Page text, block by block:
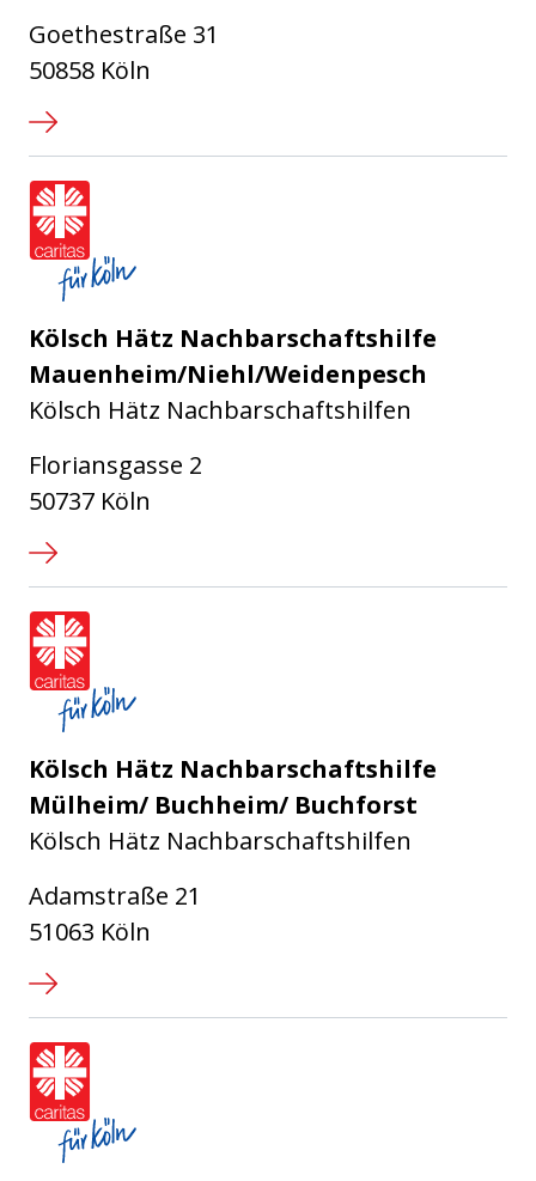
Goethestraße 31
50858 Köln
Kölsch Hätz Nachbarschaftshilfe
Mauenheim/Niehl/Weidenpesch
Kölsch Hätz Nachbarschaftshilfen
Floriansgasse 2
50737 Köln
Kölsch Hätz Nachbarschaftshilfe
Mülheim/ Buchheim/ Buchforst
Kölsch Hätz Nachbarschaftshilfen
Adamstraße 21
51063 Köln